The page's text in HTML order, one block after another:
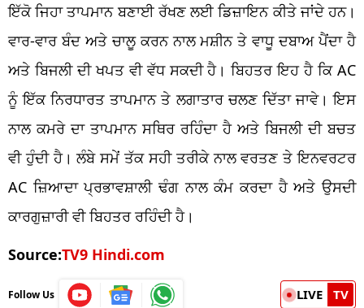
ਇੱਕੋ ਜਿਹਾ ਤਾਪਮਾਨ ਬਣਾਈ ਰੱਖਣ ਲਈ ਡਿਜ਼ਾਇਨ ਕੀਤੇ ਜਾਂਦੇ ਹਨ।
ਵਾਰ-ਵਾਰ ਬੰਦ ਅਤੇ ਚਾਲੂ ਕਰਨ ਨਾਲ ਮਸ਼ੀਨ ਤੇ ਵਾਧੂ ਦਬਾਅ ਪੈਂਦਾ ਹੈ
ਅਤੇ ਬਿਜਲੀ ਦੀ ਖਪਤ ਵੀ ਵੱਧ ਸਕਦੀ ਹੈ। ਬਿਹਤਰ ਇਹ ਹੈ ਕਿ AC
ਨੂੰ ਇੱਕ ਨਿਰਧਾਰਤ ਤਾਪਮਾਨ ਤੇ ਲਗਾਤਾਰ ਚਲਣ ਦਿੱਤਾ ਜਾਵੇ। ਇਸ
ਨਾਲ ਕਮਰੇ ਦਾ ਤਾਪਮਾਨ ਸਥਿਰ ਰਹਿੰਦਾ ਹੈ ਅਤੇ ਬਿਜਲੀ ਦੀ ਬਚਤ
ਵੀ ਹੁੰਦੀ ਹੈ। ਲੰਬੇ ਸਮੇਂ ਤੱਕ ਸਹੀ ਤਰੀਕੇ ਨਾਲ ਵਰਤਣ ਤੇ ਇਨਵਰਟਰ
AC ਜ਼ਿਆਦਾ ਪ੍ਰਭਾਵਸ਼ਾਲੀ ਢੰਗ ਨਾਲ ਕੰਮ ਕਰਦਾ ਹੈ ਅਤੇ ਉਸਦੀ
ਕਾਰਗੁਜ਼ਾਰੀ ਵੀ ਬਿਹਤਰ ਰਹਿੰਦੀ ਹੈ।
Source:TV9 Hindi.com
Follow Us LIVE TV